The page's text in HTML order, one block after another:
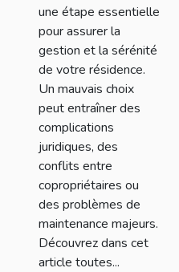
une étape essentielle
pour assurer la
gestion et la sérénité
de votre résidence.
Un mauvais choix
peut entraîner des
complications
juridiques, des
conflits entre
copropriétaires ou
des problèmes de
maintenance majeurs.
Découvrez dans cet
article toutes...